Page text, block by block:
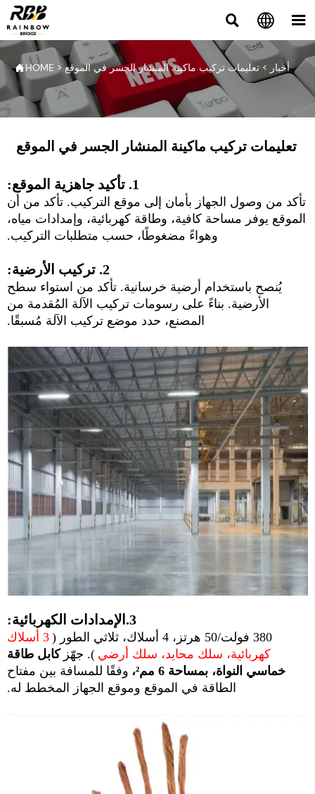
  
HOME > أخبار > تعليمات تركيب ماكينة المنشار الجسر في الموقع
تعليمات تركيب ماكينة المنشار الجسر في الموقع
1. تأكيد جاهزية الموقع:
تأكد من وصول الجهاز بأمان إلى موقع التركيب. تأكد من أن
الموقع يوفر مساحة كافية، وطاقة كهربائية، وإمدادات مياه،
وهواءً مضغوطًا، حسب متطلبات التركيب.
2. تركيب الأرضية:
يُنصح باستخدام أرضية خرسانية. تأكد من استواء سطح
الأرضية. بناءً على رسومات تركيب الآلة المُقدمة من
المصنع، حدد موضع تركيب الآلة مُسبقًا.
3.الإمدادات الكهربائية:
380 فولت/50 هرتز، 4 أسلاك، ثلاثي الطور (
3 أسلاك
كهربائية، سلك محايد، سلك أرضي ). جهّز كابل طاقة
خماسي النواة، بمساحة 6 مم²،
وفقًا للمسافة بين مفتاح
الطاقة في الموقع وموقع الجهاز المخطط له.